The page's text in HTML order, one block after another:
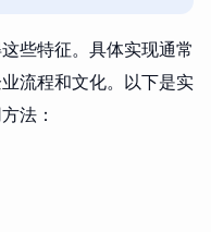
些特征。具体实现通常
流程和文化。以下是实
法：